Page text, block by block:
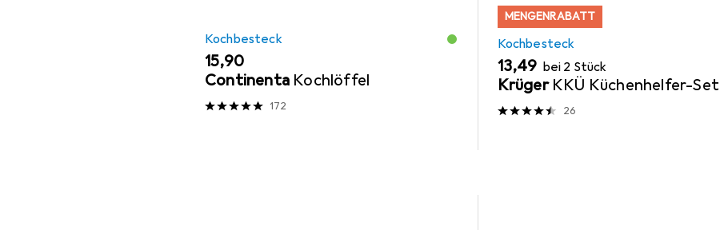
Kochbesteck
EUR
15,90
Continenta Kochlöffel
172
MENGENRABATT
Kochbesteck
EUR
13,49 bei 2 Stück
Krüger KKÜ Küchenhelfer-Set
26